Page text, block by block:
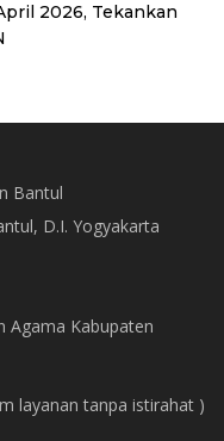
2026, Tekankan
Bantul
D.I. Yogyakarta
Agama Kabupaten
layanan tanpa istirahat )